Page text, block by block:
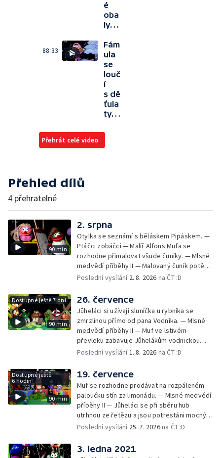
é
oba
ly…
88:33
Fám
ula
se
louč
í
s dě
ťula
ty…
Přehrát celé video
Přehled dílů
4 přehratelné
90 min
2. srpna
Otylka se seznámí s běláskem Pipáskem. —
Ptáčci zobáčci — Malíř Alfons Mufa se
rozhodne přimalovat všude čuníky. — Mlsné
medvědí příběhy II — Malovaný čuník potěší
Drsňačku. — Dobrodružství Arachnomušáka
kapela — Teta Pipeta se pustila do velkého
prádla a nezná slitování s Jůheláky ani
Polapilem. — Bob a Bobek na cestách — Muf
chystá Vodníkovi bublinkovou koupel. —
Lišák a Zajda — Brzoránošou navštíví
velryba. — Muchomůrek a Muchlíci II — Hary,
Jazzajíci a píseň o velrybě ve vaně. —
Déčku s písmenky proti Černobílovi.
Poslední vysílání 2. 8. 2026 na ČT :D
Dostupné ještě 7 dní
90 min
26. července
Jůheláci si užívají sluníčka u rybníka se
zmrzlinou přímo od pana Vodníka. — Mlsné
medvědí příběhy II — Muf ve lstivém
převleku zabavuje Jůhelákům vodnickou
zmrzlinu, ale pak lituje - je totiž z bahna a
Pip s Otylkou vymalovávají červánky. —
Bláznivá kapela — Fámula s Drsňačkou
zpívají pirátskou píseň o pokladech. — Bob a
Bobek na cestách — Tryskomyši shánějí
slabikář a připomínají letní soutěž s
Černobílem. — Jsou jiní! III — Do Brzoránošou
zavítá pan Červánek a všechny uspí. —
malý výklad o červáncích a nakonec odchází
Poslední vysílání1. 8. 2026 na ČT :D
Dostupné ještě
6 hodin
90 min
19. července
Muf se rozhodne prodávat na rozpáleném
paloučku stín za limonádu. — Mlsné medvědí
příběhy II — Jůheláci se při sběru hub
utrhnou ze řetězu a jsou potrestáni mocným
ochráncem hub Houbelesem. — Lena na
houbového zakletí. — Bláznivá kapela —
Otylka zjišťuje, že všude na zahrádce jsou
Poslední vysílání 25. 7. 2026na ČT :D
3. ledna 2021